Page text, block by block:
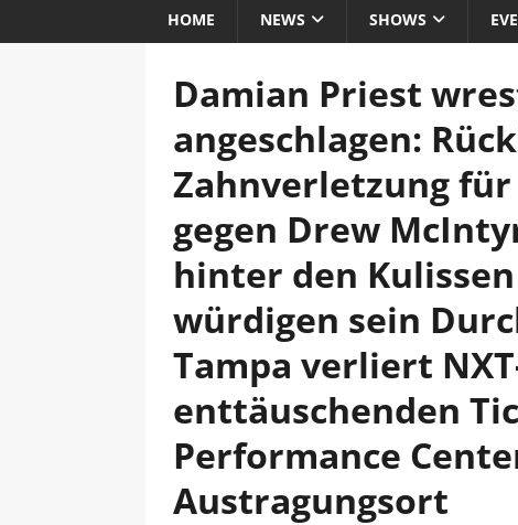
HOME NEWS SHOWS
Damian Priest
angeschlagen:
Zahnverletzung für
gegen Drew
hinter den Kulissen
würdigen sein
Tampa verliert
enttäuschenden
Performance
Austragungsort